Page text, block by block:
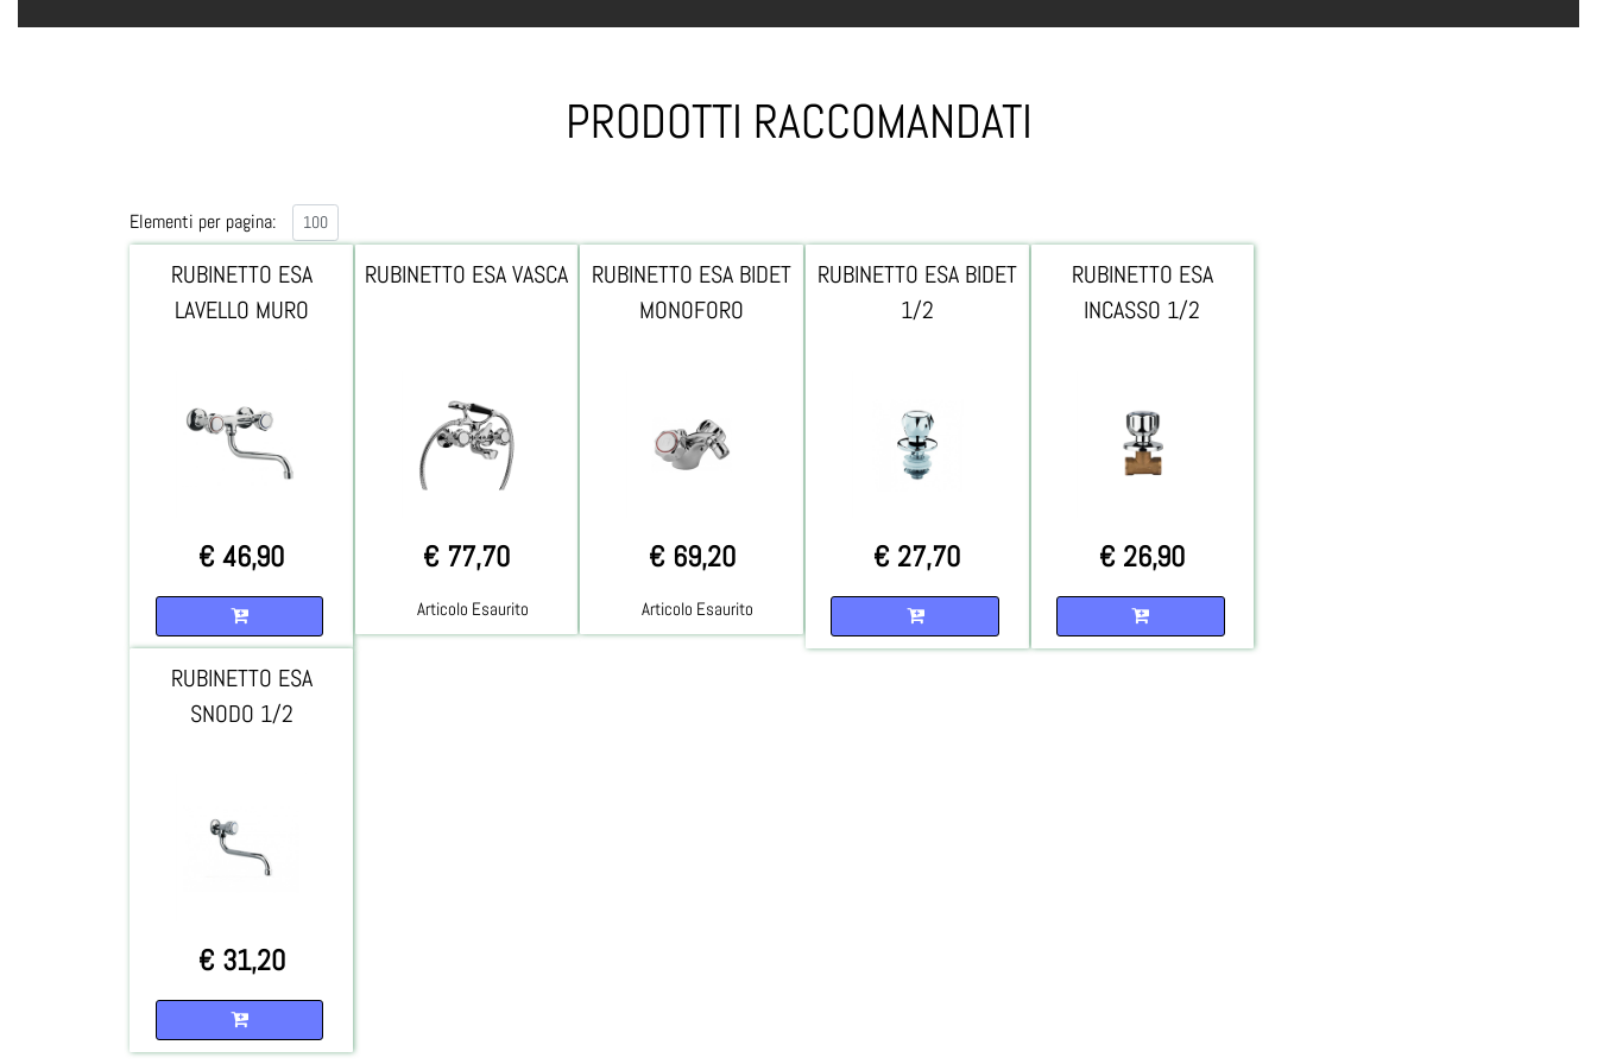
PRODOTTI RACCOMANDATI
Elementi per pagina:
RUBINETTO ESA
LAVELLO MURO
€ 46,90
RUBINETTO ESA VASCA
€ 77,70
Articolo Esaurito
RUBINETTO ESA BIDET
MONOFORO
€ 69,20
Articolo Esaurito
RUBINETTO ESA BIDET
1/2
€ 27,70
RUBINETTO ESA
INCASSO 1/2
€ 26,90
RUBINETTO ESA
SNODO 1/2
€ 31,20